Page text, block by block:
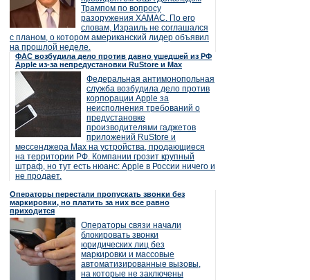
Трампом по вопросу
разоружения ХАМАС. По его
словам, Израиль не соглашался
с планом, о котором американский лидер объявил
на прошлой неделе.
ФАС возбудила дело против давно ушедшей из РФ
Apple из-за непредустановки RuStore и Max
Федеральная антимонопольная
служба возбудила дело против
корпорации Apple за
неисполнения требований о
предустановке
производителями гаджетов
приложений RuStore и
мессенджера Max на устройства, продающиеся
на территории РФ. Компании грозит крупный
штраф, но тут есть нюанс: Apple в России ничего и
не продает.
Операторы перестали пропускать звонки без
маркировки, но платить за них все равно
приходится
Операторы связи начали
блокировать звонки
юридических лиц без
маркировки и массовые
автоматизированные вызовы,
на которые не заключены